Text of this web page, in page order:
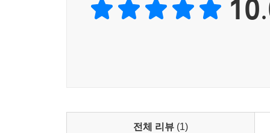
전체 리뷰 (1)